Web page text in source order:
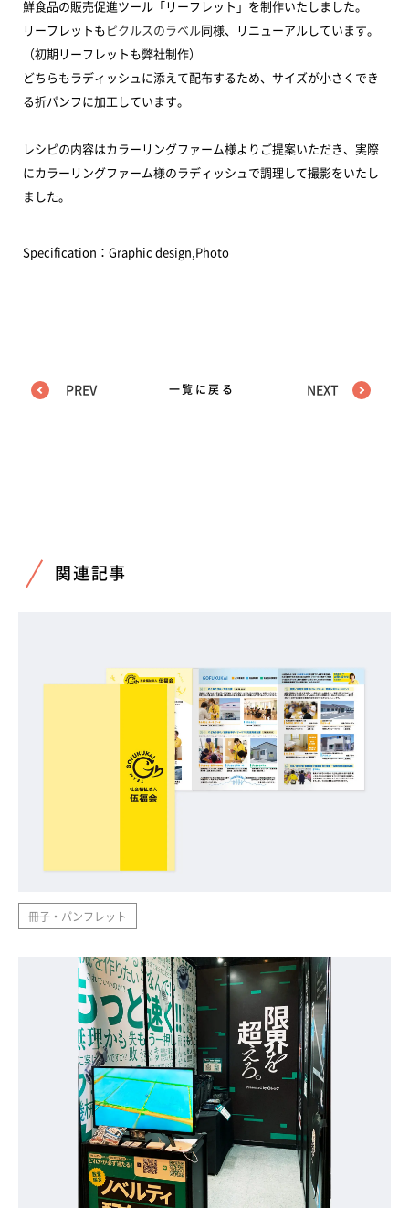
鮮食品の販売促進ツール「リーフレット」を制作いたしました。
リーフレットも ピクルスのラベル同様、リニューアルしています。
（初期リーフレットも弊社制作）
どちらもラディッシュに添えて配布するため、サイズが小さくでき
る折パンフに加工しています。
レシピの内容はカラーリングファーム様よりご提案いただき、実際
にカラーリングファーム様のラディッシュで調理して撮影をいたし
ました。
Specification：Graphic design,Photo
PREV 一覧に戻る NEXT
関連記事
冊子・パンフレット